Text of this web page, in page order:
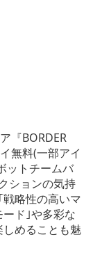
『BORDER
無料(一部アイ
ットチームバ
ションの気持
略性の高いマ
ド｣や多彩な
めることも魅